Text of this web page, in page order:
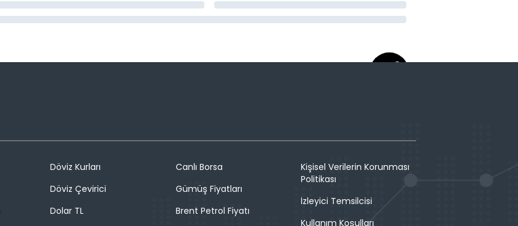
Döviz Kurları
Döviz Çevirici
Dolar TL
Canlı Borsa
Gümüş Fiyatları
Brent Petrol Fiyatı
Kişisel Verilerin Korunması
Politikası
İzleyici Temsilcisi
Kullanım Koşulları